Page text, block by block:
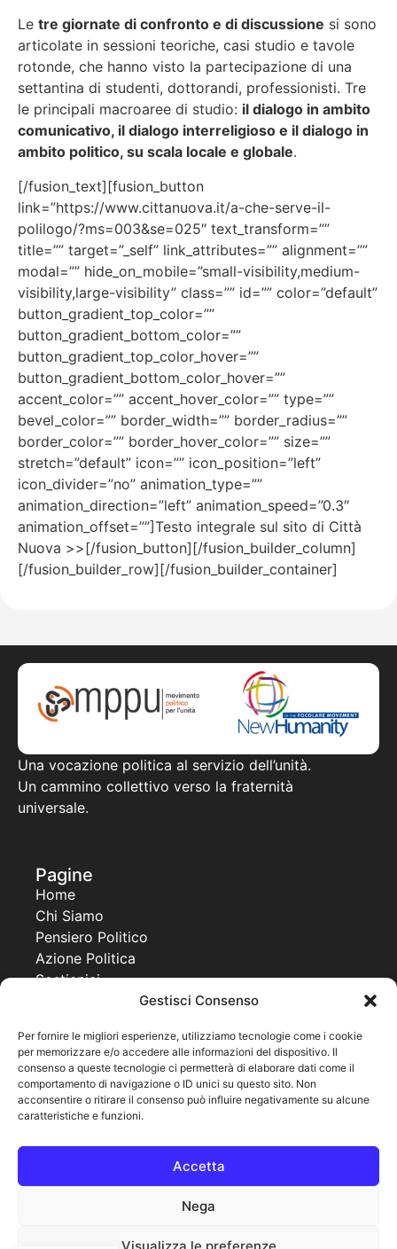
Gestisci Consenso
Per fornire le migliori esperienze, utilizziamo tecnologie come i cookie
per memorizzare e/o accedere alle informazioni del dispositivo. Il
consenso a queste tecnologie ci permetterà di elaborare dati come il
comportamento di navigazione o ID unici su questo sito. Non
acconsentire o ritirare il consenso può influire negativamente su alcune
caratteristiche e funzioni.
Accetta
Nega
Visualizza le preferenze
Le tre giornate di confronto e di discussione si sono
articolate in sessioni teoriche, casi studio e tavole
rotonde, che hanno visto la partecipazione di una
settantina di studenti, dottorandi, professionisti. Tre
le principali macroaree di studio: il dialogo in ambito
comunicativo, il dialogo interreligioso e il dialogo in
ambito politico, su scala locale e globale.
[/fusion_text][fusion_button
link=”https://www.cittanuova.it/a-che-serve-il-
polilogo/?ms=003&se=025″ text_transform=””
title=”” target=”_self” link_attributes=”” alignment=””
modal=”” hide_on_mobile=”small-visibility,medium-
visibility,large-visibility” class=”” id=”” color=”default”
button_gradient_top_color=””
button_gradient_bottom_color=””
button_gradient_top_color_hover=””
button_gradient_bottom_color_hover=””
accent_color=”” accent_hover_color=”” type=””
bevel_color=”” border_width=”” border_radius=””
border_color=”” border_hover_color=”” size=””
stretch=”default” icon=”” icon_position=”left”
icon_divider=”no” animation_type=””
animation_direction=”left” animation_speed=”0.3″
animation_offset=””]Testo integrale sul sito di Città
Nuova >>[/fusion_button][/fusion_builder_column]
[/fusion_builder_row][/fusion_builder_container]
Una vocazione politica al servizio dell’unità.
Un cammino collettivo verso la fraternità
universale.
Pagine
Home
Chi Siamo
Pensiero Politico
Azione Politica
Sostienici
Progetti
Together For a New Africa
United World Project
Co Governance